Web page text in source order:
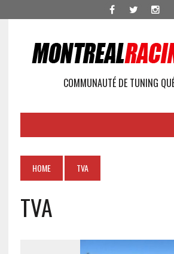
COMMUNAUTÉ DE TUNING
HOME TVA
TVA